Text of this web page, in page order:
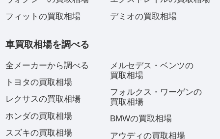
フィットの買取相場
デミオの買取相場
車買取相場を調べる
全メーカーから調べる
トヨタの買取相場
レクサスの買取相場
ホンダの買取相場
スズキの買取相場
メルセデス・ベンツの
買取相場
フォルクス・ワーゲンの
買取相場
BMWの買取相場
アウディの買取相場